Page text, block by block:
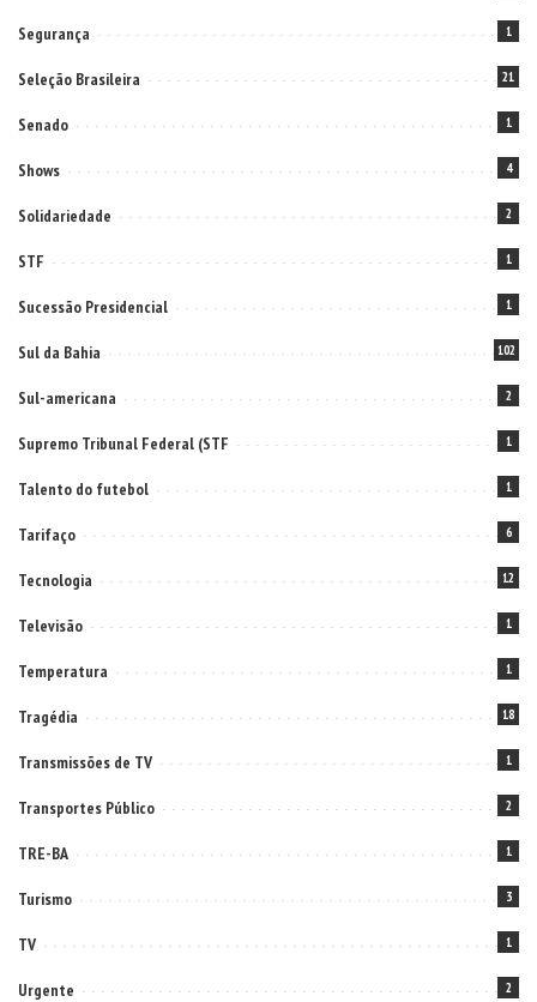
Segurança 1
Seleção Brasileira 21
Senado 1
Shows 4
Solidariedade 2
STF 1
Sucessão Presidencial 1
Sul da Bahia 102
Sul-americana 2
Supremo Tribunal Federal (STF 1
Talento do futebol 1
Tarifaço 6
Tecnologia 12
Televisão 1
Temperatura 1
Tragédia 18
Transmissões de TV 1
Transportes Público 2
TRE-BA 1
Turismo 3
TV 1
Urgente 2